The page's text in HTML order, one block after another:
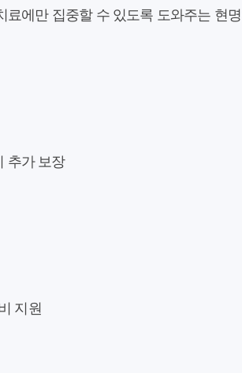
에만 집중할 수 있도록 도와주는 현
추가 보장
지원